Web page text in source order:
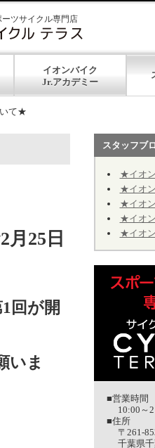
ーツサイクル専門店
イオンバイク
て★
25日
回が開
いま
スタッフブ
★イオンバイクJr.アカ
★イオンバイクJr.アカデミ
★イオンバイクJr.アカ
★イオンバイクJr.レーシング★
★イオンバイクJr.レーシング★第
■営業時間
10:00～
■住所
〒261-
千葉県